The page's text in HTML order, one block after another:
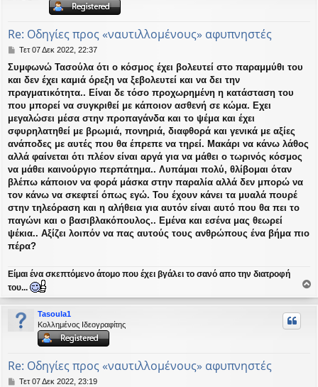
Re: Οδηγίες προς «ναυτιλλομένους» αφυπνηστές
Δ
μ
ο
σ
ί
υ
σ
η
Τετ 07 Δεκ 2022, 22:37
Συμφωνώ Τασούλα ότι ο κόσμος έχει βολευτεί στο παραμμύθι του
και δεν έχει καμιά όρεξη να ξεβολευτεί και να δει την
πραγματικότητα.. Είναι δε τόσο προχωρημένη η κατάσταση του
που μπορεί να συγκριθεί με κάποιον ασθενή σε κώμα. Εχει
μεγαλώσει μέσα στην προπαγάνδα και το ψέμα και έχει
σφυρηλατηθεί με βρωμιά, πονηριά, διαφθορά και γενικά με αξίες
ανάποδες με αυτές που θα έπρεπε να τηρεί. Μακάρι να κάνω λάθος
αλλά φαίνεται ότι πλέον είναι αργά για να μάθει ο τωρινός κόσμος
να μάθει καινούργιο περπάτημα.. Λυπάμαι πολύ, θλίβομαι όταν
βλέπω κάποιον να φορά μάσκα στην παραλία αλλά δεν μπορώ να
τον κάνω να σκεφτεί όπως εγώ. Του έχουν κάνει τα μυαλά πουρέ
στην τηλεόραση και η αλήθεια για αυτόν είναι αυτό που θα πει το
παγώνι και ο βασιβλακόπουλος.. Εμένα και εσένα μας θεωρεί
ψέκια.. Αξίζει λοιπόν να πας αυτούς τους ανθρώπους ένα βήμα πιο
πέρα?
Είμαι ένα σκεπτόμενο άτομο που έχει βγάλει το σανό απο την διατροφή
του...
ο
ρ
Tasoula1
Κολλημένος Ιδεογραφίτης
Re: Οδηγίες προς «ναυτιλλομένους» αφυπνηστές
ΔΤετ 07 Δεκ 2022, 23:19